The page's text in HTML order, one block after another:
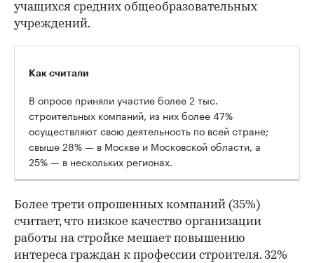
учащихся средних общеобразовательных
учреждений.
Как считали
В опросе приняли участие более 2 тыс.
строительных компаний, из них более 47%
осуществляют свою деятельность по всей стране;
свыше 28% — в Москве и Московской области, а
25% — в нескольких регионах.
Более трети опрошенных компаний (35%)
считает, что низкое качество организации
работы на стройке мешает повышению
интереса граждан к профессии строителя. 32%